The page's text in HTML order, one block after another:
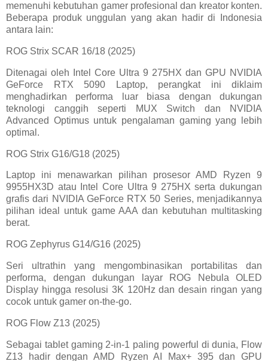
memenuhi kebutuhan gamer profesional dan kreator konten.
Beberapa produk unggulan yang akan hadir di Indonesia
antara lain:
ROG Strix SCAR 16/18 (2025)
Ditenagai oleh Intel Core Ultra 9 275HX dan GPU NVIDIA
GeForce RTX 5090 Laptop, perangkat ini diklaim
menghadirkan performa luar biasa dengan dukungan
teknologi canggih seperti MUX Switch dan NVIDIA
Advanced Optimus untuk pengalaman gaming yang lebih
optimal.
ROG Strix G16/G18 (2025)
Laptop ini menawarkan pilihan prosesor AMD Ryzen 9
9955HX3D atau Intel Core Ultra 9 275HX serta dukungan
grafis dari NVIDIA GeForce RTX 50 Series, menjadikannya
pilihan ideal untuk game AAA dan kebutuhan multitasking
berat.
ROG Zephyrus G14/G16 (2025)
Seri ultrathin yang mengombinasikan portabilitas dan
performa, dengan dukungan layar ROG Nebula OLED
Display hingga resolusi 3K 120Hz dan desain ringan yang
cocok untuk gamer on-the-go.
ROG Flow Z13 (2025)
Sebagai tablet gaming 2-in-1 paling powerful di dunia, Flow
Z13 hadir dengan AMD Ryzen AI Max+ 395 dan GPU